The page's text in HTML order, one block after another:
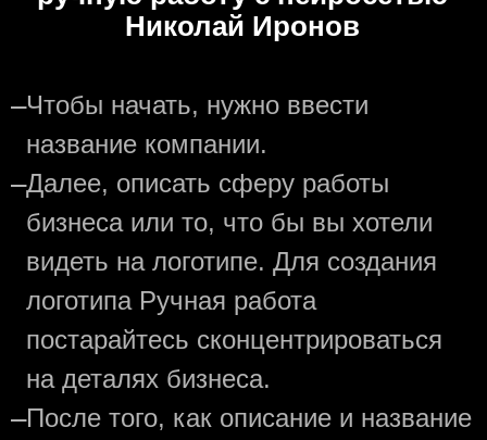
Николай Иронов
—Чтобы начать, нужно ввести
название компании.
—Далее, описать сферу работы
бизнеса или то, что бы вы хотели
видеть на логотипе. Для создания
логотипа Ручная работа
постарайтесь сконцентрироваться
на деталях бизнеса.
—После того, как описание и название